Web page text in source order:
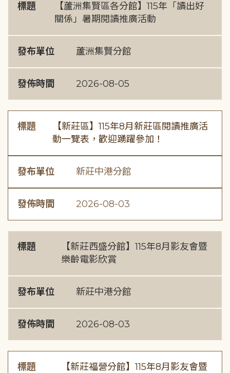
標題
【蘆洲集賢區各分館】115年「讀出好
關係」暑期閱讀推廣活動
發布單位 蘆洲集賢分館
發佈時間 2026-08-05
標題
【新莊區】115年8月新莊區閱讀推廣活
動一覽表，歡迎踴躍參加！
發布單位 新莊中港分館
發佈時間 2026-08-03
標題
【新莊西盛分館】115年8月影友會暨
樂齡電影欣賞
發布單位 新莊中港分館
發佈時間 2026-08-03
標題
【新莊福營分館】115年8月影友會暨